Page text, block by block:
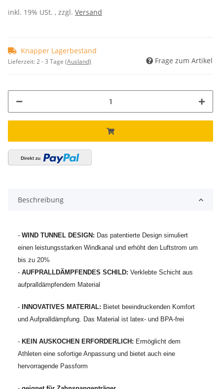
inkl. 19% USt. , zzgl. Versand
Knapper Lagerbestand
Lieferzeit:2 - 3 Tage (Ausland) Frage zum Artikel
Beschreibung
- WIND TUNNEL DESIGN: Das patentierte Design simuliert
einen leistungsstarken Windkanal und erhöht den Luftstrom um
bis zu 20%
- AUFPRALLDÄMPFENDES SCHILD: Verklebte Schicht aus
aufpralldämpfendem Material
- INNOVATIVES MATERIAL: Bietet beeindruckenden Komfort
und Aufpralldämpfung. Das Material ist latex- und BPA-frei
- KEIN AUSKOCHEN ERFORDERLICH: Ermöglicht dem
Athleten eine sofortige Anpassung und bietet auch eine
hervorragende Passform